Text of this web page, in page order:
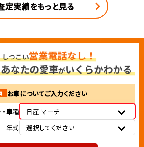
定実績をもっと見る
お車についてご入力ください
車種
日産 マーチ
年式
選択してください